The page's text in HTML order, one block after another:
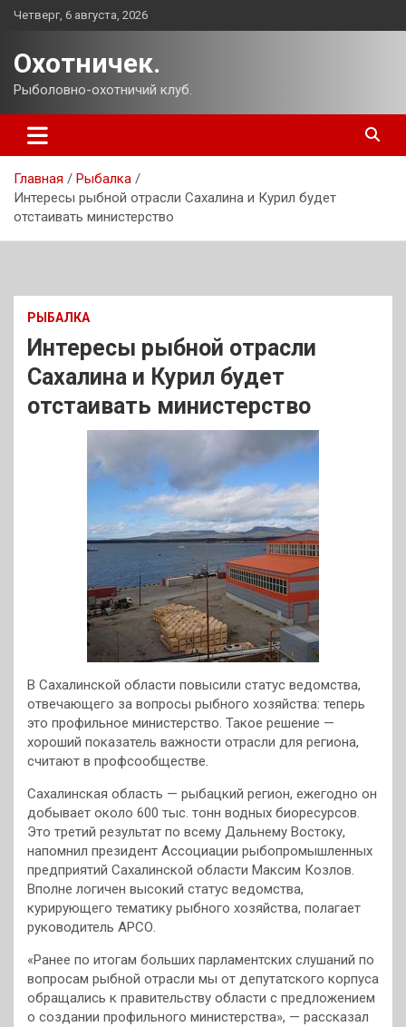
Перейти
Четверг, 6 августа, 2026
Охотничек.
Рыболовно-охотничий клуб.
Главная
Рыбалка
Интересы рыбной отрасли Сахалина и Курил будет
отстаивать министерство
РЫБАЛКА
Интересы рыбной отрасли
Сахалина и Курил будет
отстаивать министерство
В Сахалинской области повысили статус ведомства,
отвечающего за вопросы рыбного хозяйства: теперь
это профильное министерство. Такое решение —
хороший показатель важности отрасли для региона,
считают в профсообществе.
Сахалинская область — рыбацкий регион, ежегодно он
добывает около 600 тыс. тонн водных биоресурсов.
Это третий результат по всему Дальнему Востоку,
напомнил президент Ассоциации рыбопромышленных
предприятий Сахалинской области Максим Козлов.
Вполне логичен высокий статус ведомства,
курирующего тематику рыбного хозяйства, полагает
руководитель АРСО.
«Ранее по итогам больших парламентских слушаний по
вопросам рыбной отрасли мы от депутатского корпуса
обращались к правительству области с предложением
о создании профильного министерства», — рассказал